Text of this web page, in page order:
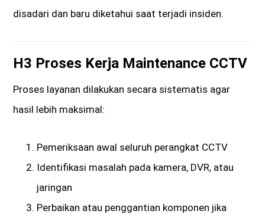
disadari dan baru diketahui saat terjadi insiden.
H3 Proses Kerja Maintenance CCTV
Proses layanan dilakukan secara sistematis agar
hasil lebih maksimal:
Pemeriksaan awal seluruh perangkat CCTV
Identifikasi masalah pada kamera, DVR, atau
jaringan
Perbaikan atau penggantian komponen jika